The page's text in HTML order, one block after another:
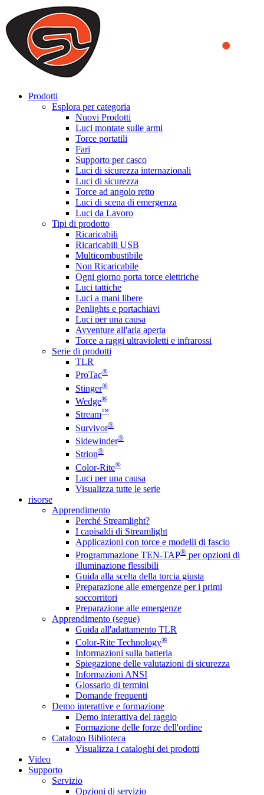
We use cookies to ensure that we provide you the best experience
on our website. By continuing to browse this website, you accept
that cookies are used to help us analyze how the website is used and
to offer you a better experience. To learn more or to find out how
you can disable cookies, you can access our
Prodotti
Esplora per categoria
Nuovi Prodotti
Luci montate sulle armi
Torce portatili
Fari
Supporto per casco
Luci di sicurezza internazionali
Luci di sicurezza
Torce ad angolo retto
Luci di scena di emergenza
Luci da Lavoro
Tipi di prodotto
Ricaricabili
Ricaricabili USB
Multicombustibile
Non Ricaricabile
Ogni giorno porta torce elettriche
Luci tattiche
Luci a mani libere
Penlights e portachiavi
Luci per una causa
Avventure all'aria aperta
Torce a raggi ultravioletti e infrarossi
Serie di prodotti
TLR
ProTac®
Stinger®
Wedge®
Stream™
Survivor®
Sidewinder®
Strion®
Color-Rite®
Luci per una causa
Visualizza tutte le serie
risorse
Apprendimento
Perché Streamlight?
I capisaldi di Streamlight
Applicazioni con torce e modelli di fascio
Programmazione TEN-TAP® per opzioni di
illuminazione flessibili
Guida alla scelta della torcia giusta
Preparazione alle emergenze per i primi
soccorritori
Preparazione alle emergenze
Apprendimento (segue)
Guida all'adattamento TLR
Color-Rite Technology®
Informazioni sulla batteria
Spiegazione delle valutazioni di sicurezza
Informazioni ANSI
Glossario di termini
Domande frequenti
Demo interattive e formazione
Demo interattiva del raggio
Formazione delle forze dell'ordine
Catalogo Biblioteca
Visualizza i cataloghi dei prodotti
Video
Supporto
Servizio
Opzioni di servizio